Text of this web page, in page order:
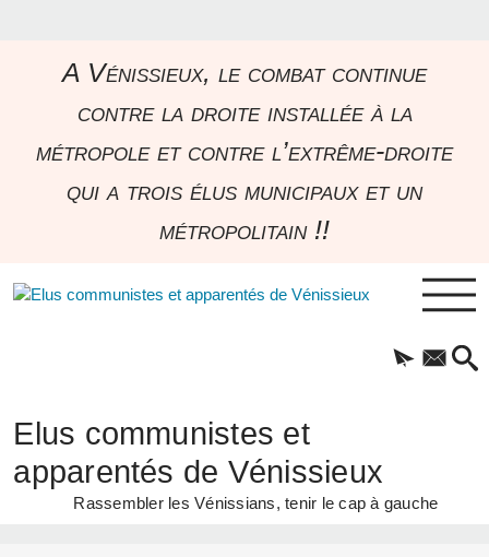
A Vénissieux, le combat continue
contre la droite installée à la
métropole et contre l’extrême-droite
qui a trois élus municipaux et un
métropolitain !!
Elus communistes et
apparentés de Vénissieux
Rassembler les Vénissians, tenir le cap à gauche